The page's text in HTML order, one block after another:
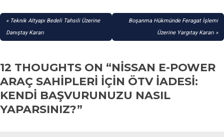
YAZI
GEZINMESI
Teknik Altyapı Bedeli Tahsili Üzerine
Danıştay Kararı
Boşanma Hükmünde Feragat İşlemi
Üzerine Yargıtay Kararı
12 THOUGHTS ON “NISSAN E-POWER
ARAÇ SAHIPLERI İÇIN ÖTV İADESI:
KENDI BAŞVURUNUZU NASIL
YAPARSINIZ?”